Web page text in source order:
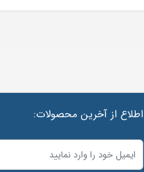
اطلاع از آخرین محصولات: